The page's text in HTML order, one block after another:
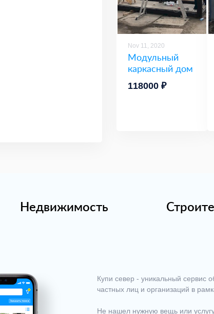
Nov 11, 2020
Модульный
каркасный дом
118000 ₽
Недвижимость
Купи север - уникальный сервис
частных лиц и организаций в
Не нашел нужную вещь или